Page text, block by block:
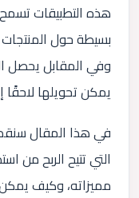
هذه التطبيقات
بسيطة حول المنتجات
وفي المقابل يحصل
يمكن تحويلها
في هذا المقال
التي تتيح الربح من
مميزاته، وكيف